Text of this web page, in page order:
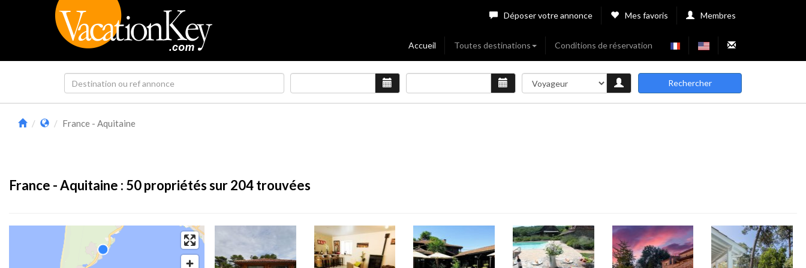
Déposer votre annonce Mes favoris Membres
Accueil Toutes destinations Conditions de réservation
Rechercher
France - Aquitaine
France - Aquitaine : 50propriétés sur 204 trouvées